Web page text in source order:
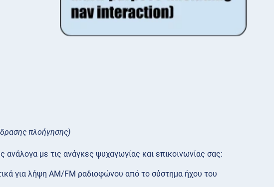
πλοήγησης)
με τις ανάγκες ψυχαγωγίας και επικοινωνίας σας:
για λήψη AM/FM ραδιοφώνου από το σύστημα ήχου του